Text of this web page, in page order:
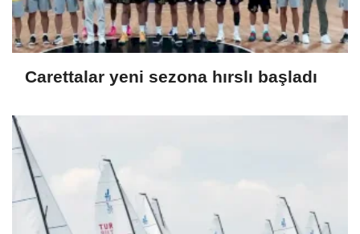
Carettalar yeni sezona hırslı başladı